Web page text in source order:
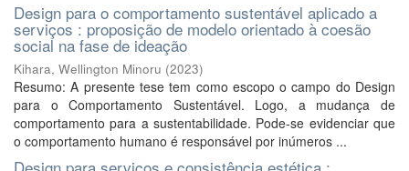
Design para o comportamento sustentável aplicado a
serviços : proposição de modelo orientado à coesão
social na fase de ideação
Kihara, Wellington Minoru (2023)
Resumo: A presente tese tem como escopo o campo do Design
para o Comportamento Sustentável. Logo, a mudança de
comportamento para a sustentabilidade. Pode-se evidenciar que
o comportamento humano é responsável por inúmeros ...